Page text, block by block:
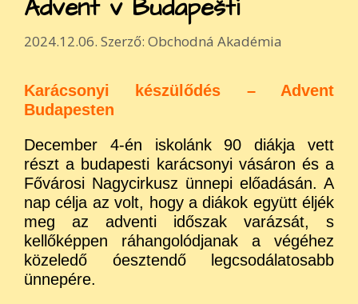
Advent v Budapešti
2024.12.06. Szerző: Obchodná Akadémia
Karácsonyi készülődés – Advent
Budapesten
December 4-én iskolánk 90 diákja vett
részt a budapesti karácsonyi vásáron és a
Fővárosi Nagycirkusz ünnepi előadásán. A
nap célja az volt, hogy a diákok együtt éljék
meg az adventi időszak varázsát, s
kellőképpen ráhangolódjanak a végéhez
közeledő óesztendő legcsodálatosabb
ünnepére.